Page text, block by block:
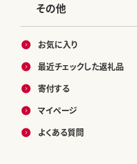
その他
お気に入り
最近チェックした返礼品
寄付する
マイページ
よくある質問